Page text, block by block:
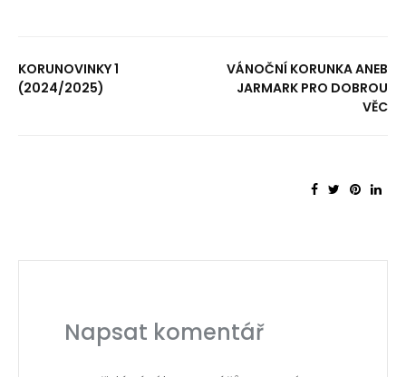
KORUNOVINKY 1
(2024/2025)
VÁNOČNÍ KORUNKA ANEB
JARMARK PRO DOBROU
VĚC
Napsat komentář